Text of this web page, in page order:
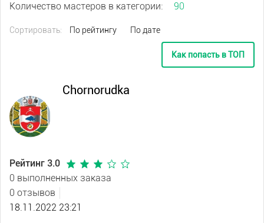
Количество мастеров в категории: 90
Сортировать: По рейтингу По дате
Как попасть в ТОП
Chornorudka
Рейтинг 3.0
0 выполненных заказа
0 отзывов
18.11.2022 23:21